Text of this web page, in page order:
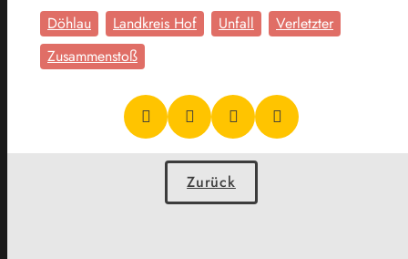
Döhlau Landkreis Hof Unfall
Verletzter
Zusammenstoß
Zurück